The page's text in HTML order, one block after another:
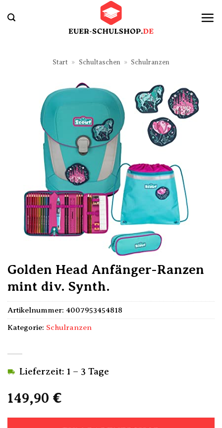
Inhalt
Start » Schultaschen » Schulranzen
Golden Head Anfänger-Ranzen
mint div. Synth.
149,90 €
Lieferzeit: 1 – 3 Tage
Artikelnummer: 4007953454818
Kategorie: Schulranzen